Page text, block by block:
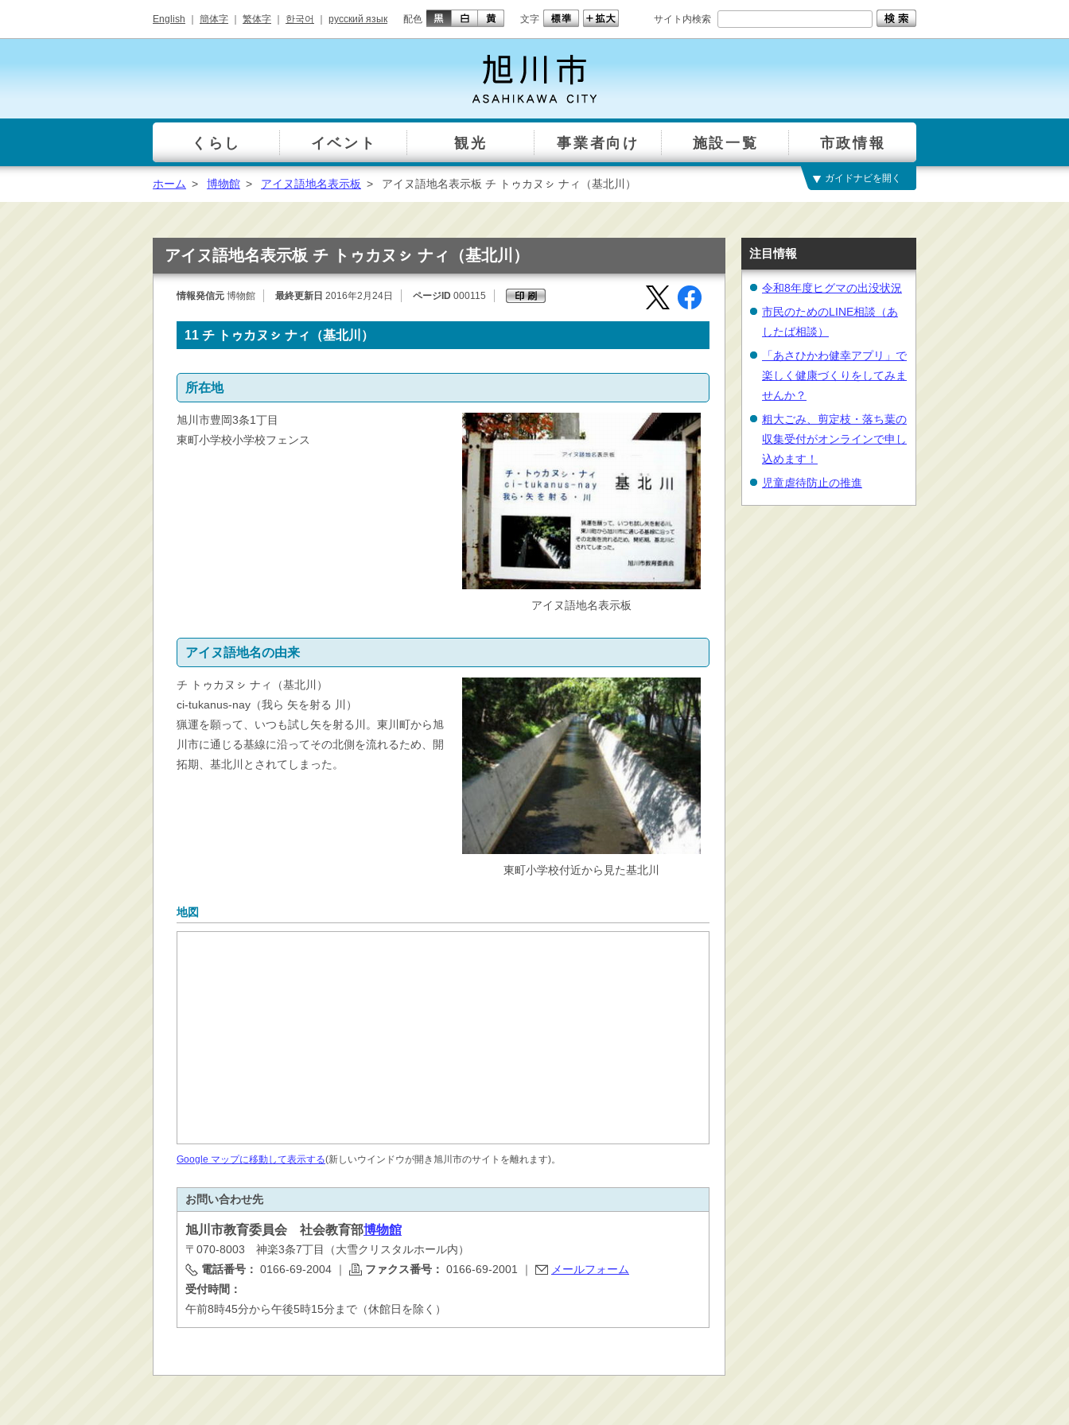
English 簡体字 繁体字 한국어 русский язык 配色 文字 サイト内検索
一覧
くらし イベント 観光 事業者向け 施設一覧 市政情報
総合窓口
手続き・届出（戸籍・
ごみ・リサイクル・環
境保全
消防・救急
防災・安全
学ぶ・文化・スポーツ
産業・しごと・消費生
その他
ガイドナビを開く
ホーム > 博物館 > アイヌ語地名表示板 > アイヌ語地名表示板 チ トゥカヌㇱ ナィ（基北川）
アイヌ語地名表示板 チ トゥカヌㇱ ナィ（基北川）
情報発信元 博物館 最終更新日 2016年2月24日 ページID 000115
11 チ トゥカヌㇱ ナィ（基北川）
所在地
アイヌ語地名表示板
旭川市豊岡3条1丁目
東町小学校小学校フェンス
アイヌ語地名の由来
東町小学校付近から見た基北川
チ トゥカヌㇱ ナィ（基北川）
ci-tukanus-nay（我ら 矢を射る 川）
猟運を願って、いつも試し矢を射る川。東川町から旭
川市に通じる基線に沿ってその北側を流れるため、開
拓期、基北川とされてしまった。
地図
Google マップに移動して表示する(新しいウインドウが開き旭川市のサイトを離れます)。
お問い合わせ先
旭川市教育委員会 社会教育部博物館
〒070-8003 神楽3条7丁目（大雪クリスタルホール内）
電話番号： 0166-69-2004 ｜ ファクス番号： 0166-69-2001 ｜
メールフォーム
受付時間：
午前8時45分から午後5時15分まで（休館日を除く）
注目情報
令和8年度ヒグマの出没状況
市民のためのLINE相談（あ
したば相談）
「あさひかわ健幸アプリ」で
楽しく健康づくりをしてみま
せんか？
粗大ごみ、剪定枝・落ち葉の
収集受付がオンラインで申し
込めます！
児童虐待防止の推進